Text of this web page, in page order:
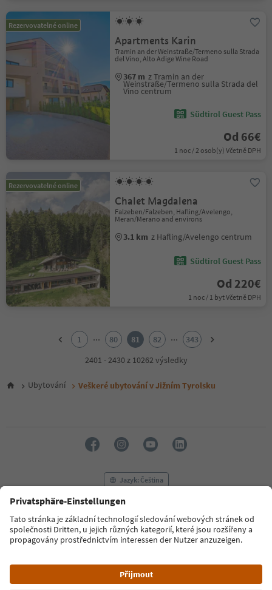
Rezervovatelné online
Apartments Karin
Tramin an der Weinstraße/Termeno sulla Strada
del Vino, Alto Adige Wine Road
367 m z Tramin an der
Weinstraße/Termeno sulla Strada del
Vino centrum
Südtirol Guest Pass
Od 66€
1 noc / 2 osob(y) Včetně DPH
Rezervovatelné online
Chalet Magdalena
Falzeben/Falzeben, Hafling/Avelengo,
Meran/Merano and environs
3.1 km z Hafling/Avelengo centrum
Südtirol Guest Pass
Od 220€
1 noc / 1 byt Včetně DPH
6
16
17
18
19
21
1 ... 80 81 82 ...
343
2401 - 2430 z 10262 výsledky
Ubytování Veškeré ubytování v Jižním Tyrolsku
Jazyk: Čeština
FAQ Kontaktujte nás Tisk
MICE
Zásady ochrany osobních údajů
Podmínky a ujednání
Tiráž
Prohlášení o přístupnosti